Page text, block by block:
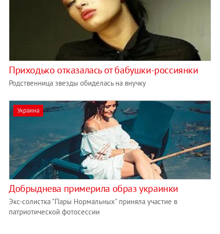
Приходько отказалась от бабушки-россиянки
Родственница звезды обиделась на внучку
Украина
Добрыднева примерила образ украинки
Экс-солистка "Пары Нормальных" приняла участие в
патриотической фотосессии